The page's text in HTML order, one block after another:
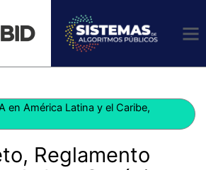
en América Latina y el Caribe,
Reglamento